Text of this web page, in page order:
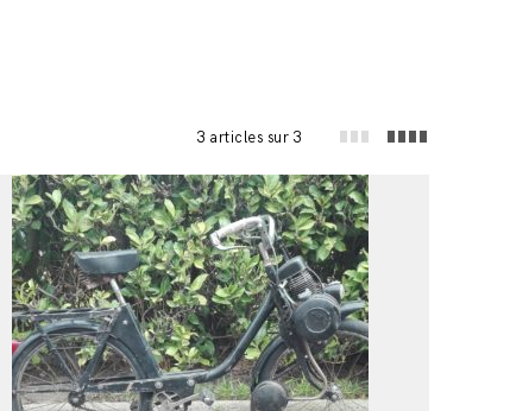
3 articles sur 3